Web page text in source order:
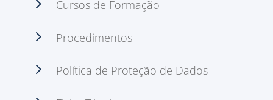
Cursos de Formação
5 Procedimentos
5 Política de Proteção de Dados